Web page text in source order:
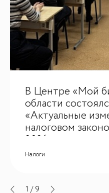
В Центре «Мой
области
«Актуальные
налоговом
2026 году»
Налоги
1 /9